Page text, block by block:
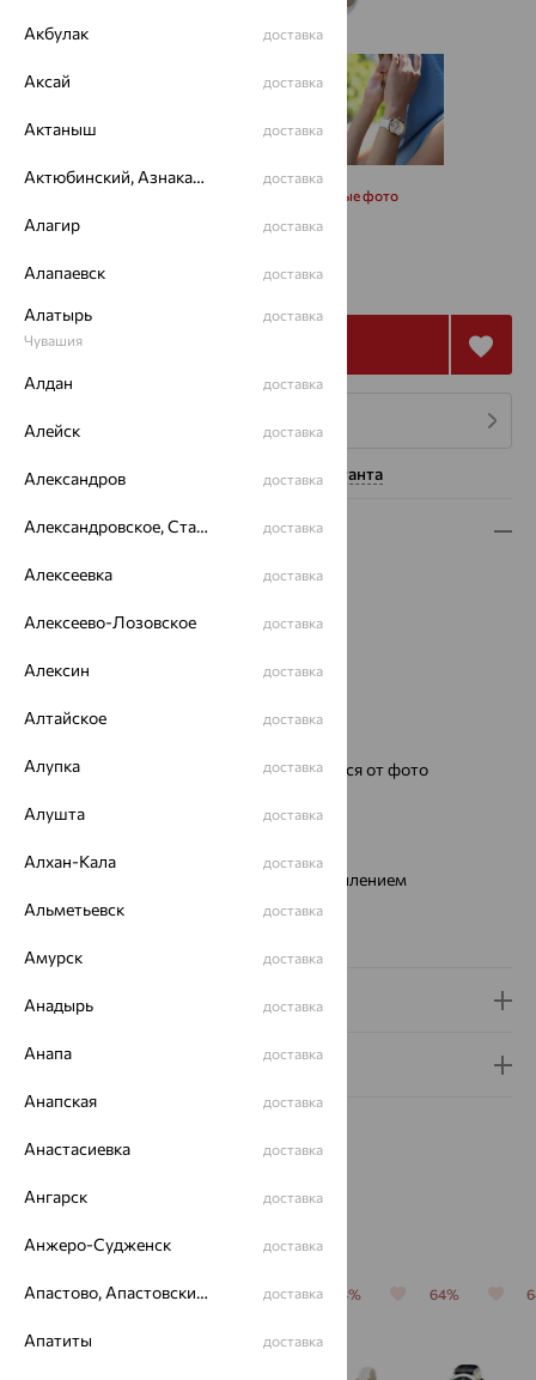
Запросить дополнительные фото
88 984 158 900₽
Нужна помощь консультанта
Описание
Металл:Серебро
Страна происхождения:
РОССИЯ
Модель:1306
Ремешок:
Цвет и фактура могут отличаться от фото
Механизм:
Тип механизма:
минеральное с сапфировым напылением
Водонепроницаемость:
Доставка и оплата
Гарантия и возврат
64% 64% 64% 64% 64%
Акбулак доставка
Аксай доставка
Актаныш доставка
Актюбинский, Азнакаевский район доставка
Алагир доставка
Алапаевск доставка
Алатырь
Чувашия
доставка
Алдан доставка
Алейск доставка
Александров доставка
Александровское, Ставропольский край доставка
Алексеевка доставка
Алексеево-Лозовское доставка
Алексин доставка
Алтайское доставка
Алупка доставка
Алушта доставка
Алхан-Кала доставка
Альметьевск доставка
Амурск доставка
Анадырь доставка
Анапа доставка
Анапская доставка
Анастасиевка доставка
Ангарск доставка
Анжеро-Судженск доставка
Апастово, Апастовский район доставка
Апатиты доставка